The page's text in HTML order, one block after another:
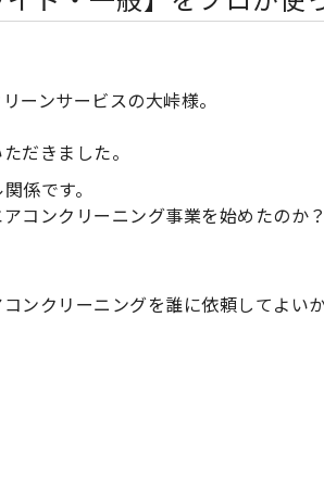
ーンサービスの大峠様。
だきました。
係です。
コンクリーニング事業を始めたのか？
ンクリーニングを誰に依頼してよい